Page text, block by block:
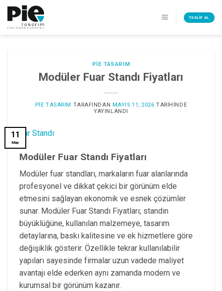
İçeriğe
TEKLIF AL
PIE TASARIM
Modüler Fuar Standı Fiyatları
PIE TASARIM TARAFINDAN MAYIS 11, 2026 TARIHINDE
YAYINLANDI
11
May
Modüler Fuar Standı Fiyatları
Modüler fuar standları, markaların fuar alanlarında
profesyonel ve dikkat çekici bir görünüm elde
etmesini sağlayan ekonomik ve esnek çözümler
sunar. Modüler Fuar Standı Fiyatları; standın
büyüklüğüne, kullanılan malzemeye, tasarım
detaylarına, baskı kalitesine ve ek hizmetlere göre
değişiklik gösterir. Özellikle tekrar kullanılabilir
yapıları sayesinde firmalar uzun vadede maliyet
avantajı elde ederken aynı zamanda modern ve
kurumsal bir görünüm kazanır.